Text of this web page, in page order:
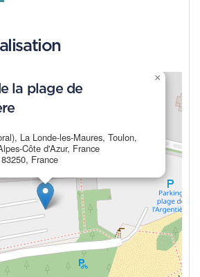
la plage de
La Londe-les-Maures, Toulon,
Côte d'Azur, France
France
×